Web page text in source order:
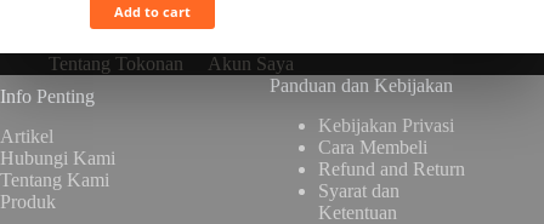
Add to cart
Tentang Tokonan
Akun Saya
Info Penting
Artikel
Hubungi Kami
Tentang Kami
Produk
Panduan dan Kebijakan
Kebijakan Privasi
Cara Membeli
Refund and Return
Syarat dan
Ketentuan